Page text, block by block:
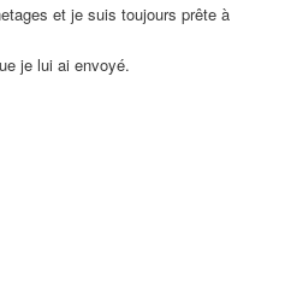
et je suis toujours prête à
je lui ai envoyé.